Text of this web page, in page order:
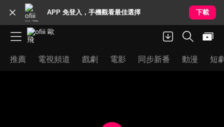
APP 免登入，手機觀看最佳選擇 下載
推薦 電視頻道 戲劇 電影 同步新番 動漫 短